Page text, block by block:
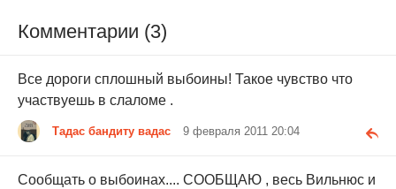
Комментарии (3)
Все дороги сплошный выбоины! Такое чувство что
участвуешь в слаломе .
Тадас бандиту вадас 9 февраля 2011 20:04
Сообщать о выбоинах.... СООБЩАЮ , весь Вильнюс и